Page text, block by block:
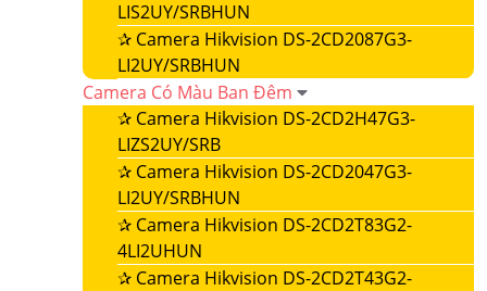
LIS2UY/SRBHUN
✰ Camera Hikvision DS-2CD2087G3-
LI2UY/SRBHUN
Camera Có Màu Ban Đêm
✰ Camera Hikvision DS-2CD2H47G3-
LIZS2UY/SRB
✰ Camera Hikvision DS-2CD2047G3-
LI2UY/SRBHUN
✰ Camera Hikvision DS-2CD2T83G2-
4LI2UHUN
✰ Camera Hikvision DS-2CD2T43G2-